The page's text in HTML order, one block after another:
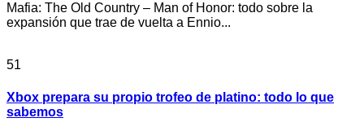
Mafia: The Old Country – Man of Honor: todo sobre la
expansión que trae de vuelta a Ennio...
51
Xbox prepara su propio trofeo de platino: todo lo que
sabemos